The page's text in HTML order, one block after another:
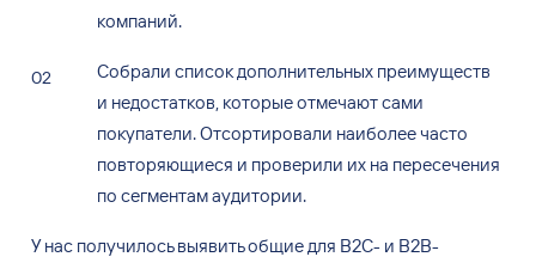
компаний.
Собрали список дополнительных преимуществ
и недостатков, которые отмечают сами
покупатели. Отсортировали наиболее часто
повторяющиеся и проверили их на пересечения
по сегментам аудитории.
У нас получилось выявить общие для B2C- и B2B-